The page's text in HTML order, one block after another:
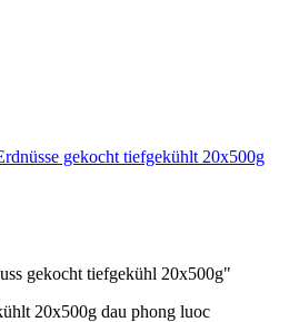
gekocht tiefgekühlt 20x500g
gekocht tiefgekühl 20x500g"
20x500g dau phong luoc